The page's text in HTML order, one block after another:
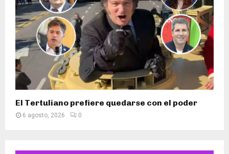
El Tertuliano prefiere quedarse con el poder
6 agosto, 2026 0